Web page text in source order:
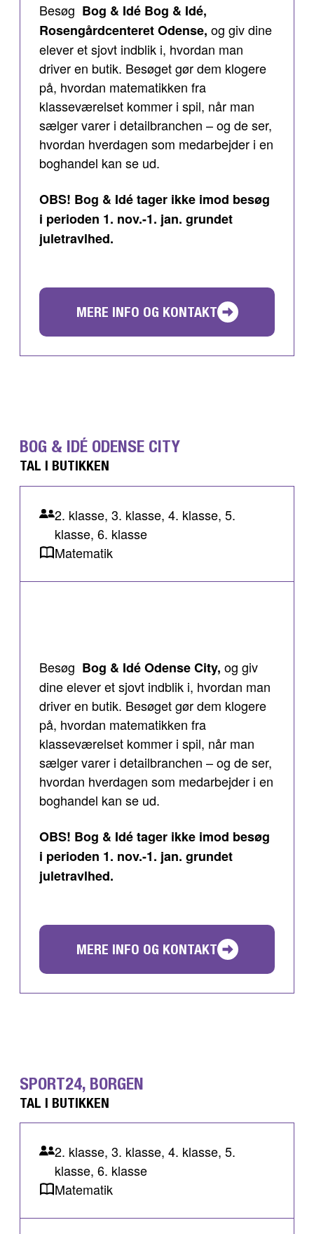
Besøg Bog & Idé Bog & Idé,
Rosengårdcenteret Odense, og giv dine
elever et sjovt indblik i, hvordan man
driver en butik. Besøget gør dem klogere
på, hvordan matematikken fra
klasseværelset kommer i spil, når man
sælger varer i detailbranchen – og de ser,
hvordan hverdagen som medarbejder i en
boghandel kan se ud.
OBS! Bog & Idé tager ikke imod besøg
i perioden 1. nov.-1. jan. grundet
juletravlhed.
MERE INFO OG KONTAKT
BOG & IDÉ ODENSE CITY
TAL I BUTIKKEN
2. klasse, 3. klasse, 4. klasse, 5.
klasse, 6. klasse
Matematik
Besøg Bog & Idé Odense City, og giv
dine elever et sjovt indblik i, hvordan man
driver en butik. Besøget gør dem klogere
på, hvordan matematikken fra
klasseværelset kommer i spil, når man
sælger varer i detailbranchen – og de ser,
hvordan hverdagen som medarbejder i en
boghandel kan se ud.
OBS! Bog & Idé tager ikke imod besøg
i perioden 1. nov.-1. jan. grundet
juletravlhed.
MERE INFO OG KONTAKT
SPORT24, BORGEN
TAL I BUTIKKEN
2. klasse, 3. klasse, 4. klasse, 5.
klasse, 6. klasse
Matematik